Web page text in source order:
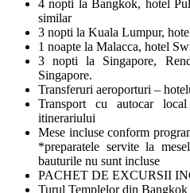
4 nopti la Bangkok, hotel
similar
3 nopti la Kuala Lumpur,
1 noapte la Malacca, hotel
3 nopti la Singapore,
Singapore.
Transferuri aeroporturi –
Transport cu autocar
itinerariului
Mese incluse conform
*preparatele servite la
bauturile nu sunt incluse
PACHET DE EXCURSII
Turul Templelor din